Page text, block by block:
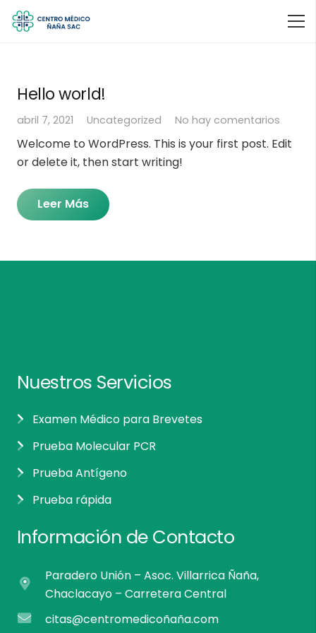
Hello world!
abril 7, 2021 Uncategorized No hay comentarios
Welcome to WordPress. This is your first post. Edit
or delete it, then start writing!
Leer Más
Nuestros Servicios
Examen Médico para Brevetes
Prueba Molecular PCR
Prueba Antígeno
Prueba rápida
Información de Contacto
Paradero Unión – Asoc. Villarrica Ñaña,
Chaclacayo – Carretera Central
citas@centromedicoñaña.com